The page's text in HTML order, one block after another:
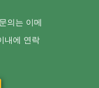
의는 이메
내에 연락